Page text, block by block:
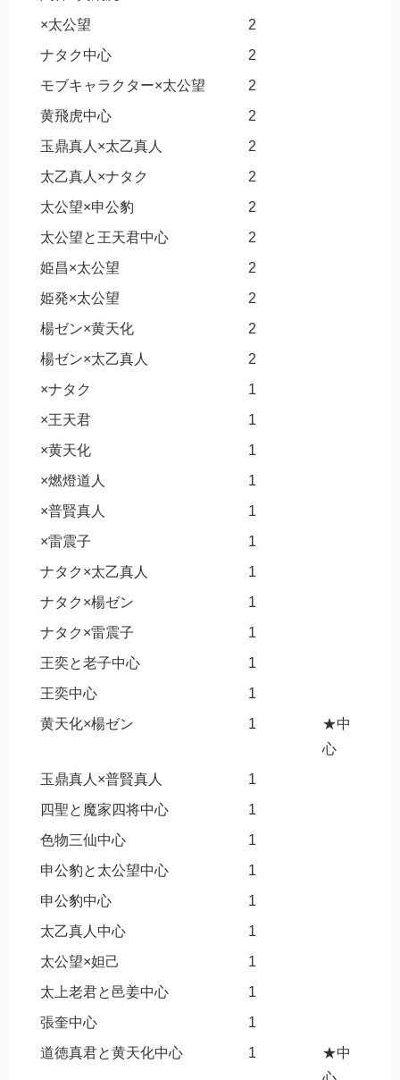
×太公望
2
ナタク中心
2
モブキャラクター×太公望
2
黄飛虎中心
2
玉鼎真人×太乙真人
2
太乙真人×ナタク
2
太公望×申公豹
2
太公望と王天君中心
2
姫昌×太公望
2
姫発×太公望
2
楊ゼン×黄天化
2
楊ゼン×太乙真人
2
×ナタク
1
×王天君
1
×黄天化
1
×燃燈道人
1
×普賢真人
1
×雷震子
1
ナタク×太乙真人
1
ナタク×楊ゼン
1
ナタク×雷震子
1
王奕と老子中心
1
王奕中心
1
黄天化×楊ゼン
1
★中
心
玉鼎真人×普賢真人
1
四聖と魔家四将中心
1
色物三仙中心
1
申公豹と太公望中心
1
申公豹中心
1
太乙真人中心
1
太公望×妲己
1
太上老君と邑姜中心
1
張奎中心
1
道徳真君と黄天化中心
1
★中